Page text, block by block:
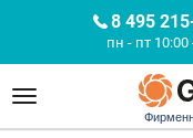
8 495
пн - пт 10:00